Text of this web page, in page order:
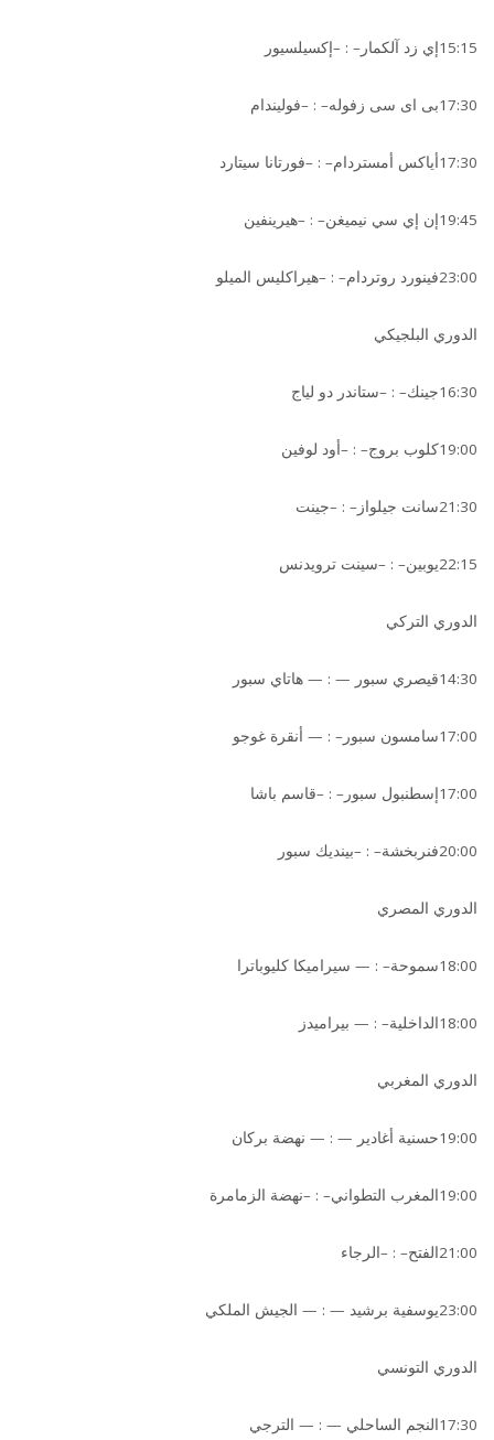
15:15إي زد آلكمار– : –إكسيلسيور
17:30بى اى سى زفوله– : –فوليندام
17:30أياكس أمستردام– : –فورتانا سيتارد
19:45إن إي سي نيميغن– : –هيرينفين
23:00فينورد روتردام– : –هيراكليس الميلو
الدوري البلجيكي
16:30جينك– : –ستاندر دو لياج
19:00كلوب بروج– : –أود لوفين
21:30سانت جيلواز– : –جينت
22:15يوبين– : –سينت ترويدنس
الدوري التركي
14:30قيصري سبور — : — هاتاي سبور
17:00سامسون سبور– : — أنقرة غوجو
17:00إسطنبول سبور– : –قاسم باشا
20:00فنربخشة– : –بينديك سبور
الدوري المصري
18:00سموحة– : — سيراميكا كليوباترا
18:00الداخلية– : — بيراميدز
الدوري المغربي
19:00حسنية أغادير — : — نهضة بركان
19:00المغرب التطواني– : –نهضة الزمامرة
21:00الفتح– : –الرجاء
23:00يوسفية برشيد — : — الجيش الملكي
الدوري التونسي
17:30النجم الساحلي — : — الترجي